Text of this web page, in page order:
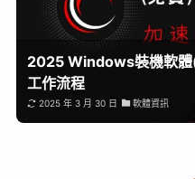
2025 Windows裝機軟體
工作流程
2025 年 3 月 30 日 軟體資訊